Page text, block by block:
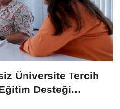
Üniversite Tercih
Desteği